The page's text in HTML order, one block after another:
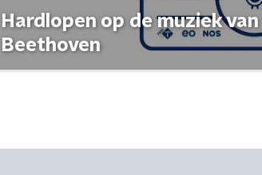
Hardlopen op de muziek
Beethoven